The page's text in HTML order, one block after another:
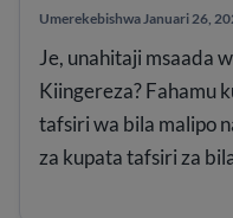
Umerekebishwa Januari 26,
Je, unahitaji msaada
Kiingereza? Fahamu
tafsiri wa bila malipo
za kupata tafsiri za